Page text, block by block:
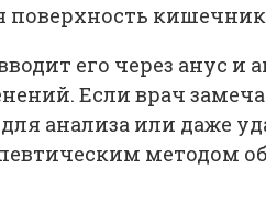
поверхность
его через анус
Если врач
анализа или даже
методом